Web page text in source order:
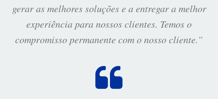
gerar as melhores soluções e a entregar a melhor
experiência para nossos clientes. Temos o
compromisso permanente com o nosso cliente.”